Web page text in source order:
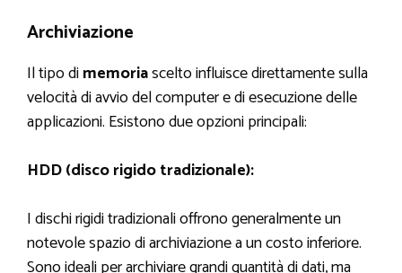
Archiviazione
Il tipo dimemoriascelto influisce direttamente sulla
velocità di avvio del computer e di esecuzione delle
applicazioni. Esistono due opzioni principali:
HDD (disco rigido tradizionale):
I dischi rigidi tradizionali offrono generalmente un
notevole spazio di archiviazione a un costo inferiore.
Sono ideali per archiviare grandi quantità di dati, ma